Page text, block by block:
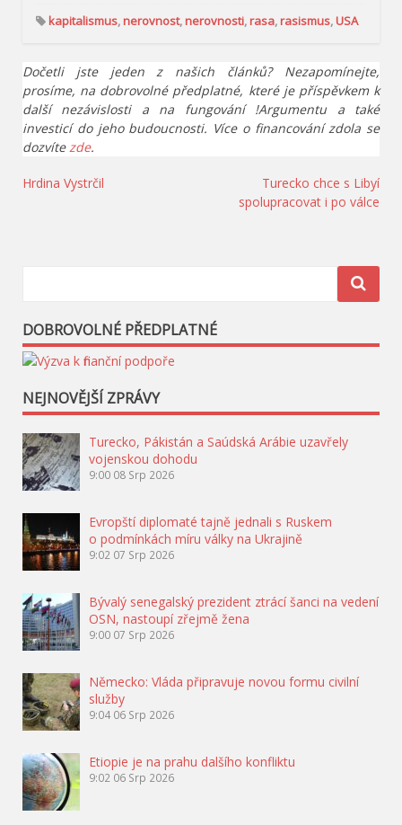
kapitalismus,nerovnost,nerovnosti,rasa,rasismus,USA
Dočetli jste jeden z našich článků? Nezapomínejte,
prosíme, na dobrovolné předplatné, které je příspěvkem k
další nezávislosti a na fungování !Argumentu a také
investicí do jeho budoucnosti. Více o financování zdola se
dozvítezde.
Navigace
Hrdina Vystrčil
Turecko chce s Libyí
spolupracovat i po válce
DOBROVOLNÉ PŘEDPLATNÉ
NEJNOVĚJŠÍ ZPRÁVY
Turecko, Pákistán a Saúdská Arábie uzavřely
vojenskou dohodu
9:00 08 Srp 2026
Evropští diplomaté tajně jednali s Ruskem
o podmínkách míru války na Ukrajině
9:02 07 Srp 2026
Bývalý senegalský prezident ztrácí šanci na vedení
OSN, nastoupí zřejmě žena
9:00 07 Srp 2026
Německo: Vláda připravuje novou formu civilní
služby
9:04 06 Srp 2026
Etiopie je na prahu dalšího konfliktu
9:02 06 Srp 2026